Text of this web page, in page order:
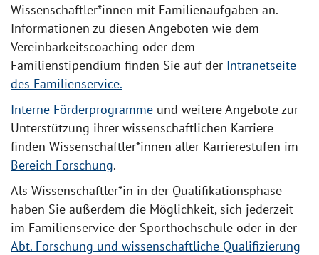
Wissenschaftler*innen mit Familienaufgaben an.
Informationen zu diesen Angeboten wie dem
Vereinbarkeitscoaching oder dem
Familienstipendium finden Sie auf der Intranetseite
des Familienservice.
Interne Förderprogramme und weitere Angebote zur
Unterstützung ihrer wissenschaftlichen Karriere
finden Wissenschaftler*innen aller Karrierestufen im
Bereich Forschung.
Als Wissenschaftler*in in der Qualifikationsphase
haben Sie außerdem die Möglichkeit, sich jederzeit
im Familienservice der Sporthochschule oder in der
Abt. Forschung und wissenschaftliche Qualifizierung